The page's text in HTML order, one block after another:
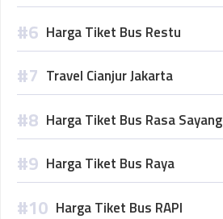
Harga Tiket Bus Restu
Travel Cianjur Jakarta
Harga Tiket Bus Rasa Sayang
Harga Tiket Bus Raya
Harga Tiket Bus RAPI